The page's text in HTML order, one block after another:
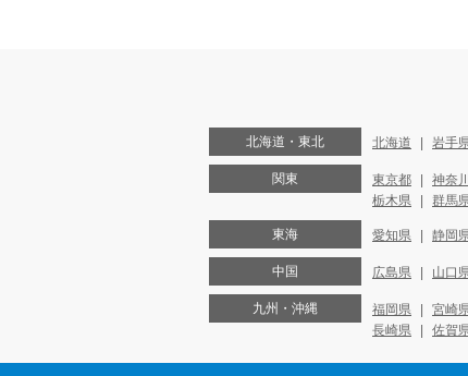
北海道・東北 北海道 岩手
関東 東京都 神奈
栃木県
群馬
東海 愛知県 静岡
中国 広島県 山口
九州・沖縄 福岡県 宮崎
長崎県
佐賀